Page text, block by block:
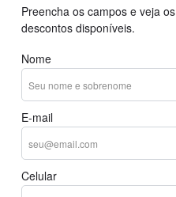
Preencha os campos e veja
descontos disponíveis.
Nome
E-mail
Celular
Sobre
iniciativa
mobilidade